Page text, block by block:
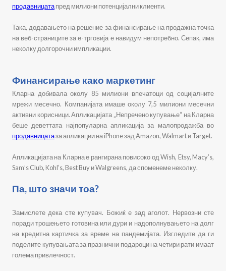
продавницатапред милиони потенцијални клиенти.
Така, додавањето на решение за финансирање на продажна точка
на веб-страниците за е-трговија е навидум непотребно. Сепак, има
неколку долгорочни импликации.
Финансирање како маркетинг
Кларна добивала околу 85 милиони впечатоци од социјалните
мрежи месечно. Компанијата имаше околу 7,5 милиони месечни
активни корисници. Апликацијата „Непречено купување“ на Кларна
беше деветтата најпопуларна апликација за малопродажба во
продавницатаза апликации на iPhone зад Amazon, Walmart и Target.
Апликацијата на Кларна е рангирана повисоко од Wish, Etsy, Macy’s,
Sam’s Club, Kohl’s, Best Buy и Walgreens, да споменеме неколку.
Па, што значи тоа?
Замислете дека сте купувач. Божиќ е зад аголот. Нервозни сте
поради трошењето готовина или дури и надополнувањето на долг
на кредитна картичка за време на пандемијата. Изгледите да ги
поделите купувањата за празнични подароци на четири рати имаат
голема привлечност.